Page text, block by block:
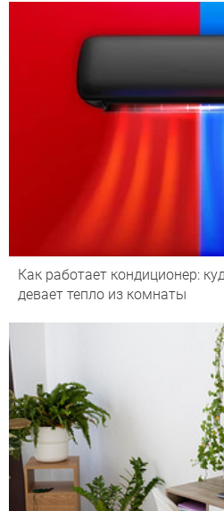
Как работает кондиционер:
девает тепло из комнаты